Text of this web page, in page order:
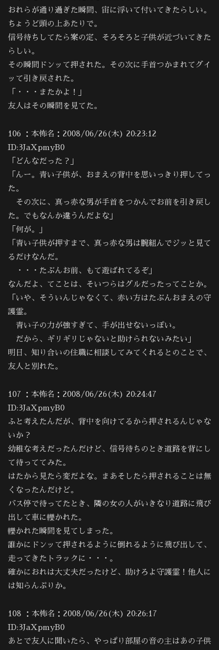
おれらが通り過ぎた瞬間、宙に浮いて付いてきたらしい。
ちょうど頭の上あたりで。
信号待ちしてたら案の定、そろそろと子供が近づいてきた
らしい。
その瞬間ドンッて押された。その次に手首つかまれてグイ
ッて引き戻された。
「・・・またかよ！」
友人はその瞬間を見てた。
106 ：本怖名：2008/06/26(木) 20:23:12
ID:3JaXpmyB0
「どんなだった？」
「んー。青い子供が、おまえの背中を思いっきり押してっ
た。
その次に、真っ赤な男が手首をつかんでお前を引き戻し
た。でもなんか違うんだよな」
「何が。」
「青い子供が押すまで、真っ赤な男は腕組んでジッと見て
るだけなんだ。
・・・たぶんお前、もて遊ばれてるぞ」
なんだよ、てことは、そいつらはグルだったってことか。
「いや、そういんじゃなくて、赤い方はたぶんおまえの守
護霊。
青い子の力が強すぎて、手が出せないっぽい。
だから、ギリギリじゃないと助けられないみたい」
明日、知り合いの住職に相談してみてくれるとのことで、
友人と別れた。
107 ：本怖名：2008/06/26(木) 20:24:47
ID:3JaXpmyB0
ふと考えたんだが、背中を向けてるから押されるんじゃな
いか？
幼稚な考えだったんだけど、信号待ちのとき道路を背にし
て待っててみた。
はたから見たら変だよな。まあそしたら押されることは無
くなったんだけど。
バス停で待ってたとき、隣の女の人がいきなり道路に飛び
出して車に轢かれた。
轢かれた瞬間を見てしまった。
誰かにドンッて押されるように倒れるように飛び出して、
走ってきたトラックに・・・。
確かにおれは大丈夫だったけど、助けろよ守護霊！他人に
は知らんぷりか。
108 ：本怖名：2008/06/26(木) 20:26:17
ID:3JaXpmyB0
あとで友人に聞いたら、やっぱり部屋の音の主はあの子供